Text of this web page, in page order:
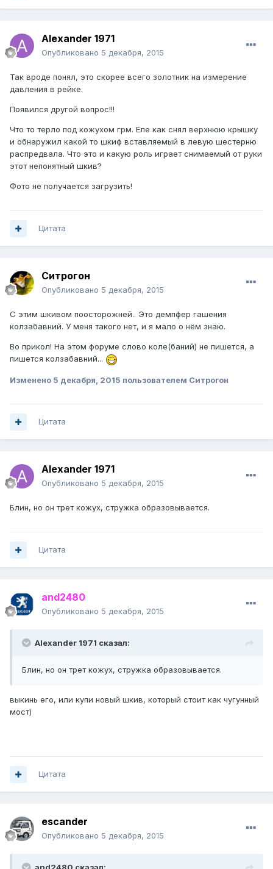
Alexander 1971
Опубликовано 5 декабря, 2015
Так вроде понял, это скорее всего золотник на измерение
давления в рейке.
Появился другой вопрос!!!
Что то терло под кожухом грм. Еле как снял верхнюю крышку
и обнаружил какой то шкиф вставляемый в левую шестерню
распредвала. Что это и какую роль играет снимаемый от руки
этот непонятный шкив?
Фото не получается загрузить!
Цитата
Ситрогон
Опубликовано 5 декабря, 2015
С этим шкивом поосторожней.. Это демпфер гашения
колзабавний. У меня такого нет, и я мало о нём знаю.
Во прикол! На этом форуме слово коле(баний) не пишется, а
пишется колзабавний...
Изменено 5 декабря, 2015 пользователем Ситрогон
Цитата
Alexander 1971
Опубликовано 5 декабря, 2015
Блин, но он трет кожух, стружка образовывается.
Цитата
and2480
Опубликовано 5 декабря, 2015
Alexander 1971 сказал:
Блин, но он трет кожух, стружка образовывается.
выкинь его, или купи новый шкив, который стоит как чугунный
мост)
Цитата
escander
Опубликовано 5 декабря, 2015